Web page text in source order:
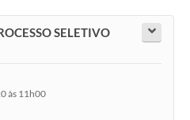
SELETIVO
às 11h00